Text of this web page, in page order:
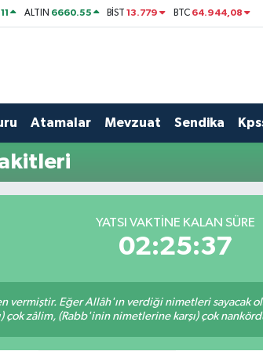
ALTIN 6660.55 BİST13.779 BTC 64.944,08
Atamalar Mevzuat Sendika
YATSI VAKTINE KALAN SÜRE
02:25:36
vermiştir. Eğer Allâh'ın verdiği nimetleri sayacak
çok zâlim, (Rabb'inin nimetlerine karşı) çok